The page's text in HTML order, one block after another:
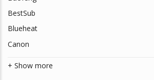
BestSub
Blueheat
Canon
+ Show more